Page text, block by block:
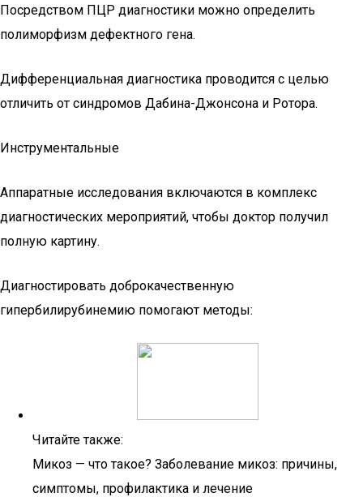
Посредством ПЦР диагностики можно определить
полиморфизм дефектного гена.
Дифференциальная диагностика проводится с целью
отличить от синдромов Дабина-Джонсона и Ротора.
Инструментальные
Аппаратные исследования включаются в комплекс
диагностических мероприятий, чтобы доктор получил
полную картину.
Диагностировать доброкачественную
гипербилирубинемию помогают методы:
Читайте также:
Микоз — что такое? Заболевание микоз: причины,
симптомы, профилактика и лечение